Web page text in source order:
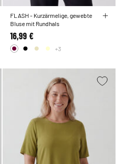
FLASH - Kurzärmelige, gewebte
Bluse mit Rundhals
16,99 €
+3